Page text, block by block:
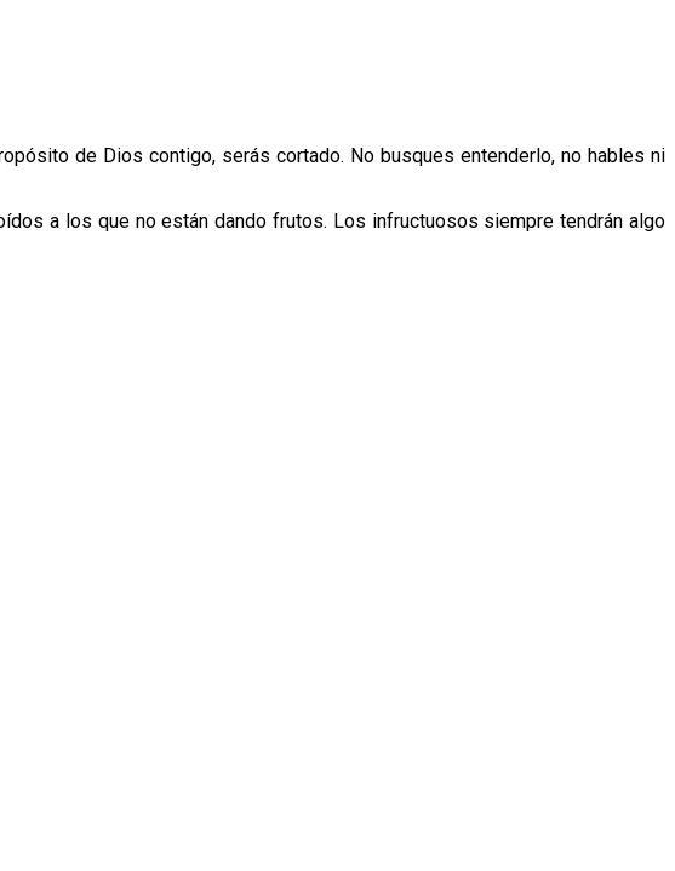
de Dios contigo, serás cortado. No busques entenderlo, no hables ni
a los que no están dando frutos. Los infructuosos siempre tendrán algo